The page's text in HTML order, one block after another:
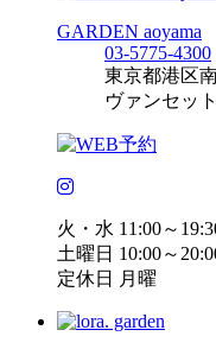
GARDEN aoyama
03-5775-4300
東京都港区
ヴァンセッ
火・水 11:00～
土曜日 10:00～
定休日 月曜